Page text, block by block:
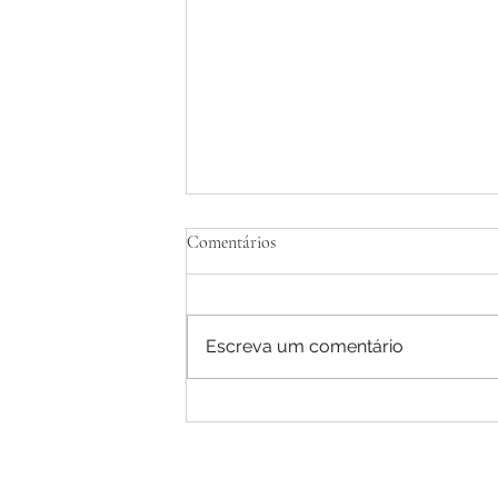
Comentários
Escreva um comentário